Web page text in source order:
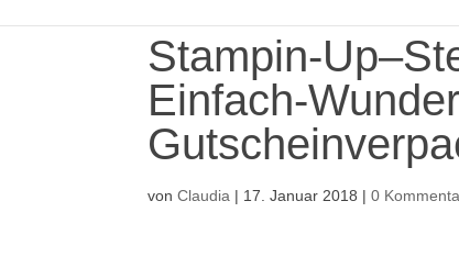
Stampin-
Einfach-
vonClaudia | 17. Januar 2018 |0